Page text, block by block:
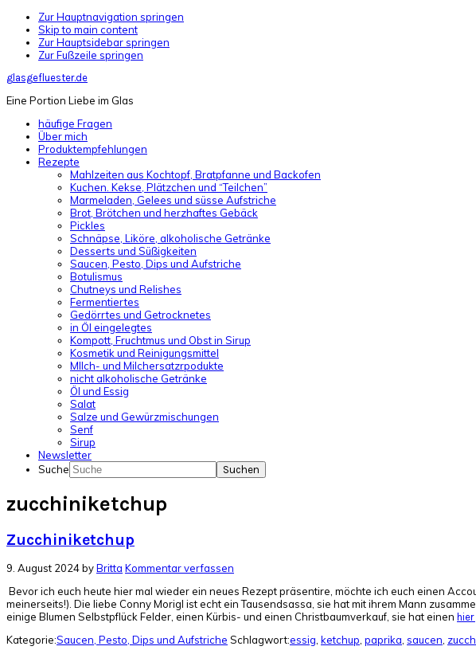
Zur Hauptnavigation springen
Skip to main content
Zur Hauptsidebar springen
Zur Fußzeile springen
glasgefluester.de
Eine Portion Liebe im Glas
häufige Fragen
Über mich
Produktempfehlungen
Rezepte
Mahlzeiten aus Kochtopf, Bratpfanne und Backofen
Kuchen. Kekse, Plätzchen und “Teilchen”
Marmeladen, Gelees und süsse Aufstriche
Brot, Brötchen und herzhaftes Gebäck
Pickles
Schnäpse, Liköre, alkoholische Getränke
Desserts und Süßigkeiten
Saucen, Pesto, Dips und Aufstriche
Botulismus
Chutneys und Relishes
Fermentiertes
Gedörrtes und Getrocknetes
in Öl eingelegtes
Kompott, Fruchtmus und Obst in Sirup
Kosmetik und Reinigungsmittel
MIlch- und Milchersatzrpodukte
nicht alkoholische Getränke
Öl und Essig
Salat
Salze und Gewürzmischungen
Senf
Sirup
Newsletter
Suche
zucchiniketchup
Zucchiniketchup
9. August 2024byBritta Kommentar verfassen
Bevor ich euch heute hier mal wieder ein neues Rezept präsentire, möchte ich euch einen
meinerseits!). Die liebe Conny Morigl ist echt ein Tausendsassa, sie hat mit ihrem Mann
einige Blumen Selbstpflück Felder, einen Kürbis- und einen Christbaumverkauf, sie hat einen hier
Kategorie:Saucen, Pesto, Dips und Aufstriche Schlagwort:essig ketchup paprika saucen